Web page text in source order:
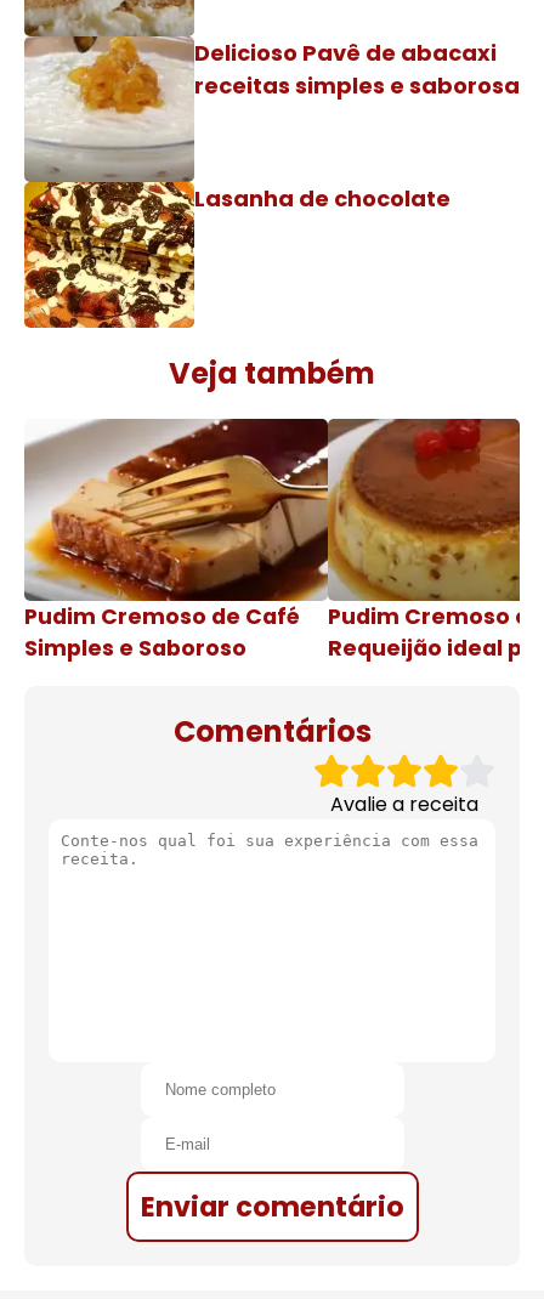
Delicioso Pavê de abacaxi
receitas simples e saborosa
Lasanha de chocolate
Veja também
Pudim Cremoso de Café
Simples e Saboroso
Pudim Cremoso
Requeijão ideal
Comentários
Avalie a receita
Enviar comentário